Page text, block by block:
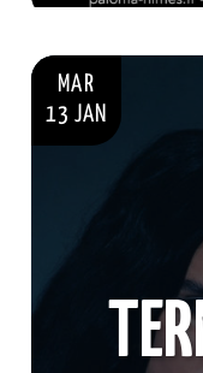
RÉSERVER
MAR
13 JAN